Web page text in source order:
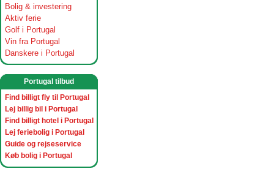
Bolig & investering
Aktiv ferie
Golf i Portugal
Vin fra Portugal
Danskere i Portugal
Portugal tilbud
Find billigt fly til Portugal
Lej billig bil i Portugal
Find billigt hotel i Portugal
Lej feriebolig i Portugal
Guide og rejseservice
Køb bolig i Portugal